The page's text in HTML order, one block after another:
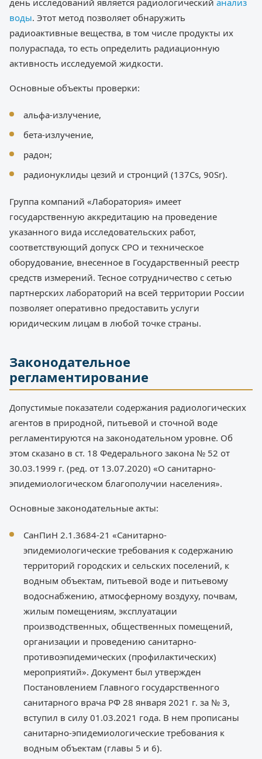
день исследований является радиологический анализ
воды. Этот метод позволяет обнаружить
радиоактивные вещества, в том числе продукты их
полураспада, то есть определить радиационную
активность исследуемой жидкости.
Основные объекты проверки:
альфа-излучение,
бета-излучение,
радон;
радионуклиды цезий и стронций (137Cs, 90Sr).
Группа компаний «Лаборатория» имеет
государственную аккредитацию на проведение
указанного вида исследовательских работ,
соответствующий допуск СРО и техническое
оборудование, внесенное в Государственный реестр
средств измерений. Тесное сотрудничество с сетью
партнерских лабораторий на всей территории России
позволяет оперативно предоставить услуги
юридическим лицам в любой точке страны.
Законодательное
регламентирование
Допустимые показатели содержания радиологических
агентов в природной, питьевой и сточной воде
регламентируются на законодательном уровне. Об
этом сказано в ст. 18 Федерального закона № 52 от
30.03.1999 г. (ред. от 13.07.2020) «О санитарно-
эпидемиологическом благополучии населения».
Основные законодательные акты:
СанПиН 2.1.3684-21 «Санитарно-
эпидемиологические требования к содержанию
территорий городских и сельских поселений, к
водным объектам, питьевой воде и питьевому
водоснабжению, атмосферному воздуху, почвам,
жилым помещениям, эксплуатации
производственных, общественных помещений,
организации и проведению санитарно-
противоэпидемических (профилактических)
мероприятий». Документ был утвержден
Постановлением Главного государственного
санитарного врача РФ 28 января 2021 г. за № 3,
вступил в силу 01.03.2021 года. В нем прописаны
санитарно-эпидемиологические требования к
водным объектам (главы 5 и 6).